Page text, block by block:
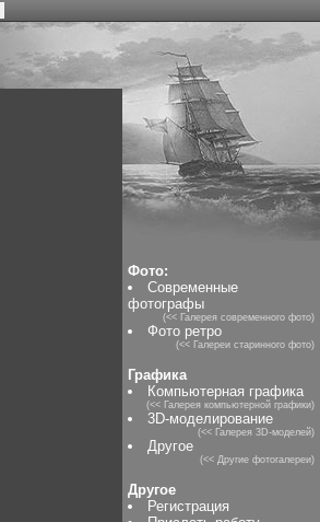
Фото:
Современные
фотографы
(<< Галерея современного фото)
Фото ретро
(<< Галереи старинного фото)
Графика
Компьютерная графика
(<< Галерея компьютерной графики)
3D-моделирование
(<< Галерея 3D-моделей)
Другое
(<< Другие фотогалереи)
Другое
Регистрация